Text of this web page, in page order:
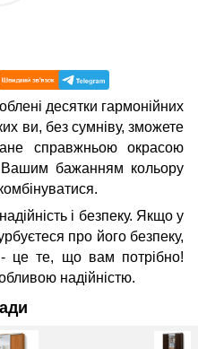
десятки гармонійних
ви, без сумніву, зможете
справжньою окрасою
бажанням кольору
і безпеку. Якщо у
про його безпеку,
це те, що вам потрібно!
надійністю.